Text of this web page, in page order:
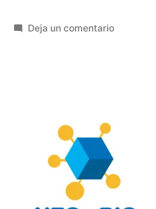
Deja un comentarioen
el
SOFA